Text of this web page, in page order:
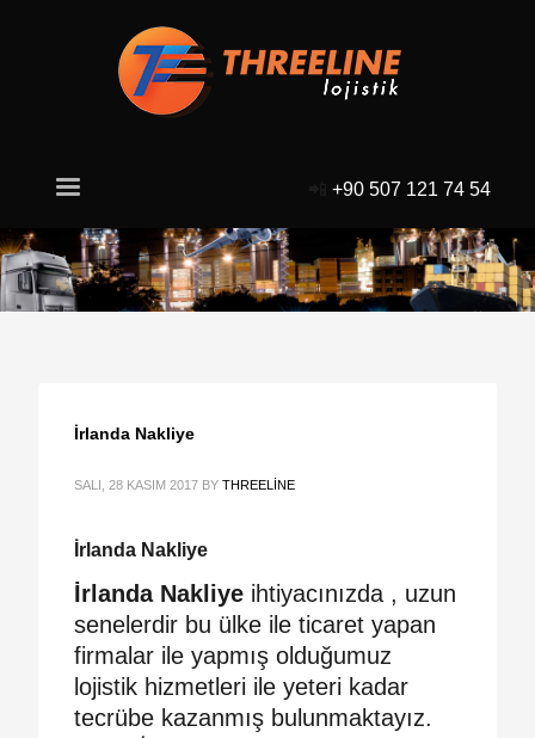
+90 507 121 74 54
İrlanda Nakliye
SALI, 28 KASIM 2017 BYTHREELINE
İrlanda Nakliye
İrlanda Nakliye ihtiyacınızda , uzun
senelerdir bu ülke ile ticaret yapan
firmalar ile yapmış olduğumuz
lojistik hizmetleri ile yeteri kadar
tecrübe kazanmış bulunmaktayız.